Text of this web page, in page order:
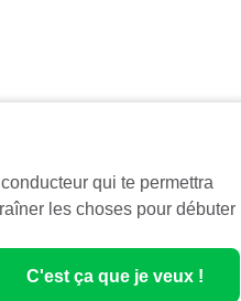
qui te permettra
les choses pour débuter
C'est ça que je veux !